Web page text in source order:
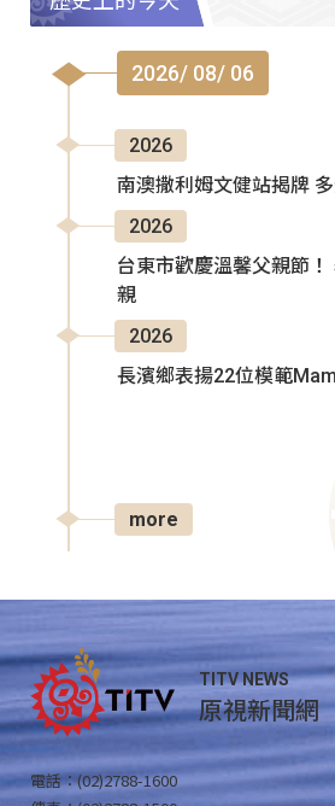
2026/ 08/ 06
2026
南澳撒利姆文健站揭牌
2026
台東市歡慶溫馨父親節
親
2026
長濱鄉表揚22位模範
more
TITV NEWS
原視新聞網
電話：(02)2788-1600